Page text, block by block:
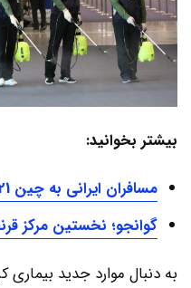
بیشتر بخوانید:
مسافران ایرانی به چین 21 روز قرنطینه اجباری می شوند
گوانجو؛ نخستین مرکز
به دنبال موارد جدید بیماری